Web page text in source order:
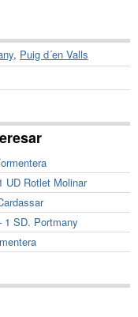
, Puig d´en Valls
UD Rotlet Molinar
1 SD. Portmany